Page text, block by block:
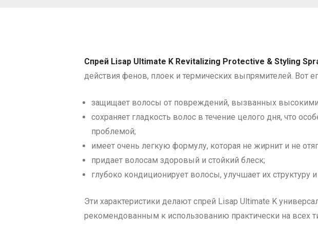
Спрей Lisap Ultimate K Revitalizing Protective & Styling
действия фенов, плоек и термических выпрямителей. Вот
защищает волосы от повреждений, вызванных
сохраняет гладкость волос в течение целого дня, что
проблемой;
имеет очень легкую формулу, которая не жирнит и не
придает волосам здоровый и стойкий блеск;
глубоко кондиционирует волосы, улучшает их структуру
Эти характеристики делают спрей Lisap Ultimate K
рекомендованным к использованию практически на всех